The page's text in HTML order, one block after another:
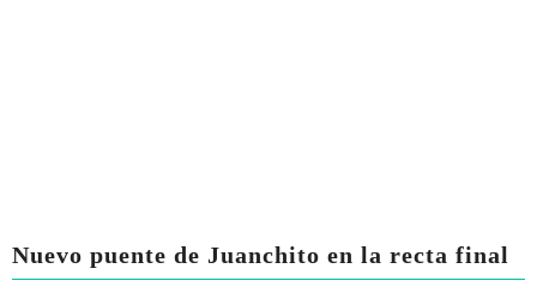
Nuevo puente de Juanchito en la recta final